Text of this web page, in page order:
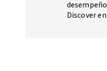
Discover